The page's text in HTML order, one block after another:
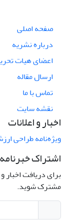
صفحه اصلی
درباره نشریه
اعضای هیات
ارسال مقاله
تماس با ما
نقشه سایت
اخبار و اعلانات
ویژه‌نامه طراحی
اشتراک خبرنامه
برای دریافت اخبار
مشترک شوید.